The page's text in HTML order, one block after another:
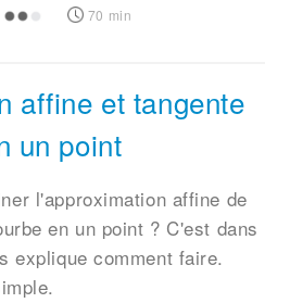
70 min
affine et tangente
un point
l'approximation affine de
en un point ? C'est dans
explique comment faire.